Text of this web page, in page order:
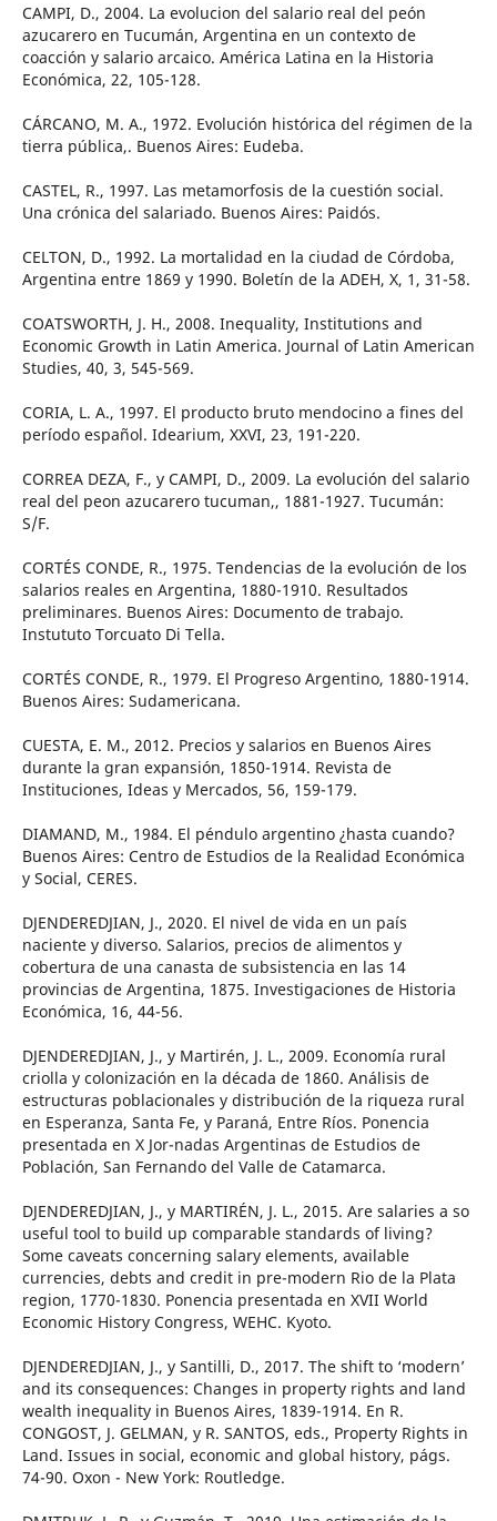
CAMPI, D., 2004. La evolucion del salario real del peón
azucarero en Tucumán, Argentina en un contexto de
coacción y salario arcaico. América Latina en la Historia
Económica, 22, 105-128.
CÁRCANO, M. A., 1972. Evolución histórica del régimen de la
tierra pública,. Buenos Aires: Eudeba.
CASTEL, R., 1997. Las metamorfosis de la cuestión social.
Una crónica del salariado. Buenos Aires: Paidós.
CELTON, D., 1992. La mortalidad en la ciudad de Córdoba,
Argentina entre 1869 y 1990. Boletín de la ADEH, X, 1, 31-58.
COATSWORTH, J. H., 2008. Inequality, Institutions and
Economic Growth in Latin America. Journal of Latin American
Studies, 40, 3, 545-569.
CORIA, L. A., 1997. El producto bruto mendocino a fines del
período español. Idearium, XXVI, 23, 191-220.
CORREA DEZA, F., y CAMPI, D., 2009. La evolución del salario
real del peon azucarero tucuman,, 1881-1927. Tucumán:
S/F.
CORTÉS CONDE, R., 1975. Tendencias de la evolución de los
salarios reales en Argentina, 1880-1910. Resultados
preliminares. Buenos Aires: Documento de trabajo.
Instututo Torcuato Di Tella.
CORTÉS CONDE, R., 1979. El Progreso Argentino, 1880-1914.
Buenos Aires: Sudamericana.
CUESTA, E. M., 2012. Precios y salarios en Buenos Aires
durante la gran expansión, 1850-1914. Revista de
Instituciones, Ideas y Mercados, 56, 159-179.
DIAMAND, M., 1984. El péndulo argentino ¿hasta cuando?
Buenos Aires: Centro de Estudios de la Realidad Económica
y Social, CERES.
DJENDEREDJIAN, J., 2020. El nivel de vida en un país
naciente y diverso. Salarios, precios de alimentos y
cobertura de una canasta de subsistencia en las 14
provincias de Argentina, 1875. Investigaciones de Historia
Económica, 16, 44-56.
DJENDEREDJIAN, J., y Martirén, J. L., 2009. Economía rural
criolla y colonización en la década de 1860. Análisis de
estructuras poblacionales y distribución de la riqueza rural
en Esperanza, Santa Fe, y Paraná, Entre Ríos. Ponencia
presentada en X Jor-nadas Argentinas de Estudios de
Población, San Fernando del Valle de Catamarca.
DJENDEREDJIAN, J., y MARTIRÉN, J. L., 2015. Are salaries a so
useful tool to build up comparable standards of living?
Some caveats concerning salary elements, available
currencies, debts and credit in pre-modern Rio de la Plata
region, 1770-1830. Ponencia presentada en XVII World
Economic History Congress, WEHC. Kyoto.
DJENDEREDJIAN, J., y Santilli, D., 2017. The shift to ‘modern’
and its consequences: Changes in property rights and land
wealth inequality in Buenos Aires, 1839-1914. En R.
CONGOST, J. GELMAN, y R. SANTOS, eds., Property Rights in
Land. Issues in social, economic and global history, págs.
74-90. Oxon - New York: Routledge.